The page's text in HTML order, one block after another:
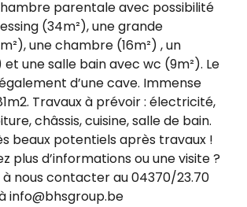
parentale avec possibilité
(34m²), une grande
une chambre (16m²) , un
une salle bain avec wc (9m²). Le
d’une cave. Immense
Travaux à prévoir : électricité,
châssis, cuisine, salle de bain.
beaux potentiels après travaux !
plus d’informations ou une visite ?
à nous contacter au 04370/23.70
info@bhsgroup.be